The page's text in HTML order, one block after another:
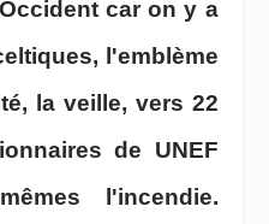
car on y a
l'emblème
la veille, vers 22
de UNEF
l'incendie.